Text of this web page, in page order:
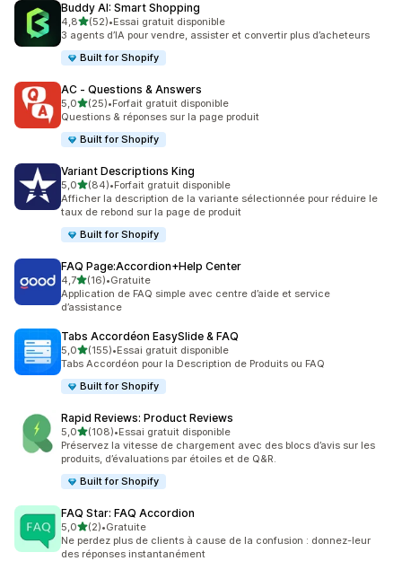
Buddy AI: Smart Shopping
4,8étoile(s) sur 5
(52)
52 avis au total
•Essai gratuit disponible
3 agents d’IA pour vendre, assister et convertir plus d’acheteurs
Built for Shopify
AC ‑ Questions & Answers
5,0étoile(s) sur 5
(25)
25 avis au total
•Forfait gratuit disponible
Questions & réponses sur la page produit
Built for Shopify
Variant Descriptions King
5,0étoile(s) sur 5
(84)
84 avis au total
•Forfait gratuit disponible
Afficher la description de la variante sélectionnée pour réduire le
taux de rebond sur la page de produit
Built for Shopify
FAQ Page:Accordion+Help Center
4,7étoile(s) sur 5
(16)
16 avis au total
•Gratuite
Application de FAQ simple avec centre d’aide et service
d’assistance
Tabs Accordéon EasySlide & FAQ
5,0étoile(s) sur 5
(155)
155 avis au total
•Essai gratuit disponible
Tabs Accordéon pour la Description de Produits ou FAQ
Built for Shopify
Rapid Reviews: Product Reviews
5,0étoile(s) sur 5
(108)
108 avis au total
•Essai gratuit disponible
Préservez la vitesse de chargement avec des blocs d’avis sur les
produits, d’évaluations par étoiles et de Q&R.
Built for Shopify
FAQ Star: FAQ Accordion
5,0étoile(s) sur 5
(2)
2 avis au total
•Gratuite
Ne perdez plus de clients à cause de la confusion : donnez-leur
des réponses instantanément